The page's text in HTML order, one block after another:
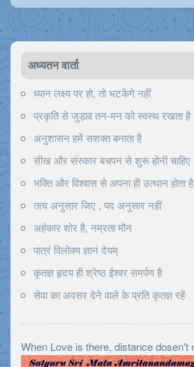
अध्यतन वार्ता
ध्यान लक्ष्य पर हो, तो भटकेंगे नहीं
प्रकृति से जुड़ाव तन-मन को स्वस्थ रखता है
अनुशासन हमें सशक्त बनाता है
सीख और संस्कार बचपन से शुरू होनी चाहिए
भक्ति और विश्वास से अपना ही उत्थान होता है
तत्व अनुसार जिए , पद अनुसार नहीं
अहंकार शोर है, नम्रता मौन
पात्रं विलोक्य ज्ञानं देयम्
कृतज्ञ हृदय ही श्रेष्ठ ईश्वर समर्पण है
सेवा का अवसर देने वाले के प्रति कृतज्ञ रहें
When Love is there, distance dosen't